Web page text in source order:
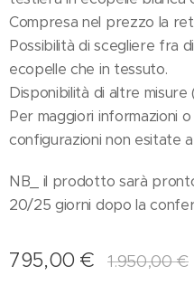
Compresa nel prezzo la
Possibilità di scegliere fra
ecopelle che in tessuto.
Disponibilità di altre misure
Per maggiori informazioni
configurazioni non esitate
NB_ il prodotto sarà
20/25 giorni dopo la
795,00 € 1.950,00€